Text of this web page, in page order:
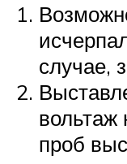
случае,
вольтаж
проб